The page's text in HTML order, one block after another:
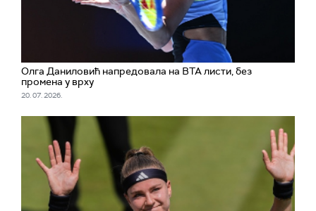
Олга Даниловић напредовала на ВТА листи, без
промена у врху
20. 07. 2026.